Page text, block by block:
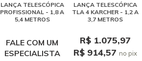
LANÇA TELESCÓPICA
PROFISSIONAL - 1,8 A
5,4 METROS
FALE COM UM
ESPECIALISTA
LANÇA TELESCÓPICA
TLA 4 KARCHER - 1,2 A
3,7 METROS
R$ 1.075,97
R$ 914,57no pix